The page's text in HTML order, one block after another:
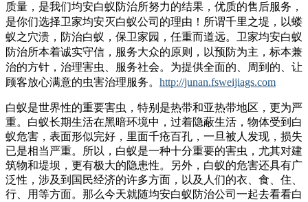
质量，是我们均安白蚁防治所努力的结果，优质的售后服务，
是你们选择卫家均安灭白蚁公司的理由！ 所谓千里之堤，以蝼
蚁之穴溃，防治白蚁，保卫家园，任重而道远。卫家均安白蚁
防治所本着诚实守信，服务大众的原则，以预防为主，标本兼
治的方针，治理害虫、服务社会。为提供全面的、周到的、让
顾客放心满意的虫害治理服务。 http://junan.fsweijiags.com
白蚁是世界性的重要害虫，特别是热带和亚热带地区，更为严
重。白蚁长期生活在黑暗环境中，过着隐蔽生活，物体受到白
蚁危害，表面形似完好，里面千疮百孔，一旦被人发现，损失
已是相当严重。所以，白蚁是一种十分重要的害虫，尤其对建
筑物和堤坝，更有极大的隐患性。另外，白蚁的危害还具有广
泛性，涉及到国民经济的许多方面，以及人们的衣、食、住、
行、用等方面。那么今天就随均安白蚁防治公司一起去看看白